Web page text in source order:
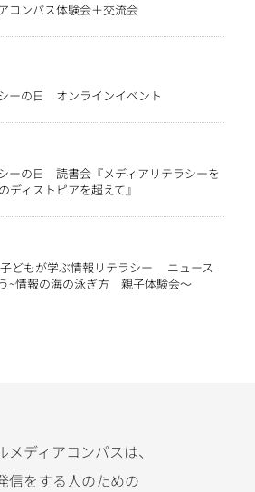
ンパス体験会＋交流会
ーの日 オンラインイベント
ーの日 読書会『メディアリテラシーを
ィストピアを超えて』
もが学ぶ情報リテラシー ニュース
~情報の海の泳ぎ方 親子体験会〜
メディアコンパスは、
信をする人のための